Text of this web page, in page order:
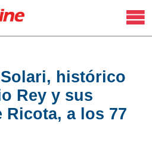
histórico
Rey y sus
Ricota, a los 77